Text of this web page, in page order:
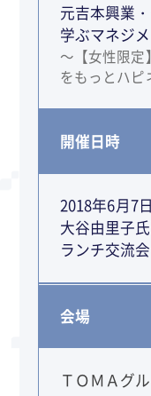
元吉本興業
学ぶマネジ
～【女性限定
をもっとハピ
開催日時
2018年6月7
大谷由里子
ランチ交
会場
ＴＯＭＡグ